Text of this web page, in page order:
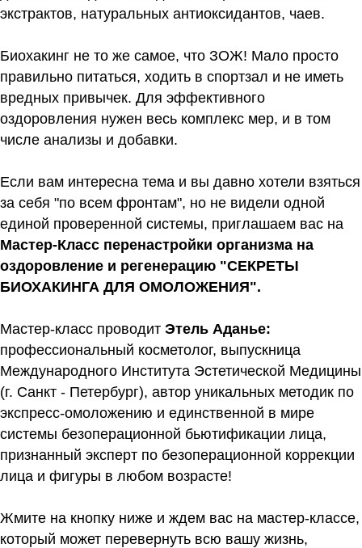
экстрактов, натуральных антиоксидантов, чаев.
Биохакинг не то же самое, что ЗОЖ! Мало просто
правильно питаться, ходить в спортзал и не иметь
вредных привычек. Для эффективного
оздоровления нужен весь комплекс мер, и в том
числе анализы и добавки.
Если вам интересна тема и вы давно хотели взяться
за себя "по всем фронтам", но не видели одной
единой проверенной системы, приглашаем вас на
Мастер-Класс перенастройки организма на
оздоровление и регенерацию "СЕКРЕТЫ
БИОХАКИНГА ДЛЯ ОМОЛОЖЕНИЯ".
Мастер-класс проводит Этель Аданье:
профессиональный косметолог, выпускница
Международного Института Эстетической Медицины
(г. Санкт - Петербург), автор уникальных методик по
экспресс-омоложению и единственной в мире
системы безоперационной бьютификации лица,
признанный эксперт по безоперационной коррекции
лица и фигуры в любом возрасте!
Жмите на кнопку ниже и ждем вас на мастер-классе,
который может перевернуть всю вашу жизнь,